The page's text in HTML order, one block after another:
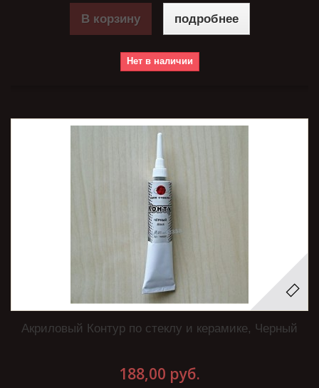
В корзину подробнее
Нет в наличии
Акриловый Контур по стеклу и керамике, Черный
188,00 руб.